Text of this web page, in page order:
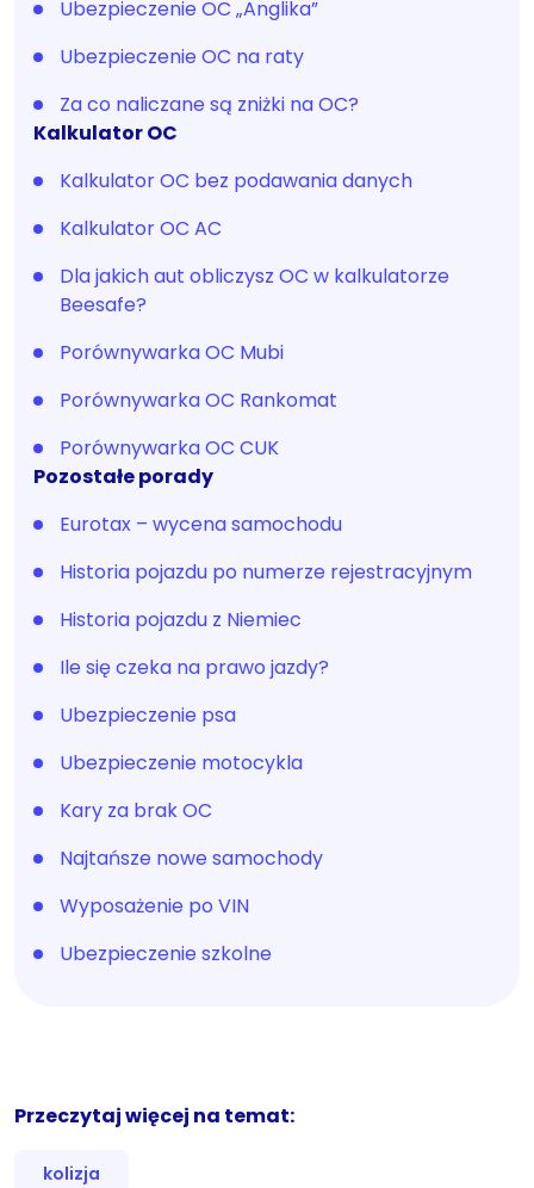
Ubezpieczenie OC „Anglika”
Ubezpieczenie OC na raty
Za co naliczane są zniżki na OC?
Kalkulator OC
Kalkulator OC bez podawania danych
Kalkulator OC AC
Dla jakich aut obliczysz OC w kalkulatorze
Beesafe?
Porównywarka OC Mubi
Porównywarka OC Rankomat
Porównywarka OC CUK
Pozostałe porady
Eurotax – wycena samochodu
Historia pojazdu po numerze rejestracyjnym
Historia pojazdu z Niemiec
Ile się czeka na prawo jazdy?
Ubezpieczenie psa
Ubezpieczenie motocykla
Kary za brak OC
Najtańsze nowe samochody
Wyposażenie po VIN
Ubezpieczenie szkolne
Przeczytaj więcej na temat:
kolizja